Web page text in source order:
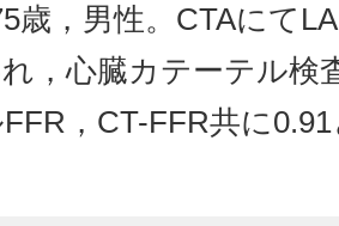
歳，男性。CTAにて
，心臓カテーテル検
，CT-FFR共に